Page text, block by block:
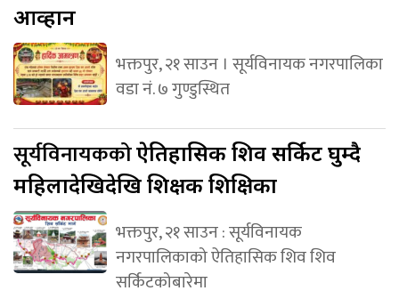
आव्हान
भक्तपुर, २१ साउन । सूर्यविनायक नगरपालिका
वडा नं. ७ गुण्डुस्थित
सूर्यविनायककोऐतिहासिक शिव सर्किट घुम्दै
महिलादेखिदेखि शिक्षक शिक्षिका
भक्तपुर, २१ साउन : सूर्यविनायक
नगरपालिकाको ऐतिहासिक शिव शिव
सर्किटकोबारेमा